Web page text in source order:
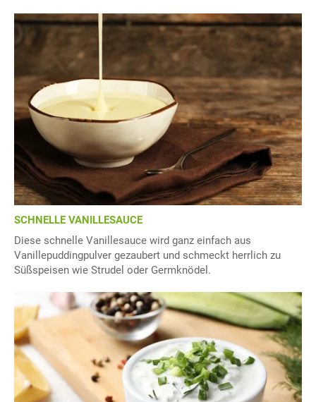
SCHNELLE VANILLESAUCE
Diese schnelle Vanillesauce wird ganz einfach aus
Vanillepuddingpulver gezaubert und schmeckt herrlich zu
Süßspeisen wie Strudel oder Germknödel.